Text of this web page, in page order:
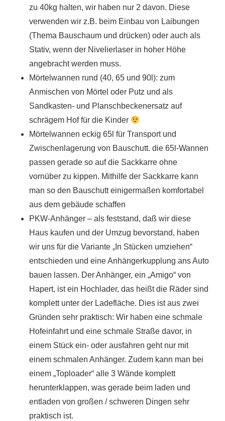
zu 40kg halten, wir haben nur 2 davon. Diese
verwenden wir z.B. beim Einbau von Laibungen
(Thema Bauschaum und drücken) oder auch als
Stativ, wenn der Nivelierlaser in hoher Höhe
angebracht werden muss.
Mörtelwannen rund (40, 65 und 90l): zum
Anmischen von Mörtel oder Putz und als
Sandkasten- und Planschbeckenersatz auf
schrägem Hof für die Kinder
Mörtelwannen eckig 65l für Transport und
Zwischenlagerung von Bauschutt. die 65l-Wannen
passen gerade so auf die Sackkarre ohne
vornüber zu kippen. Mithilfe der Sackkarre kann
man so den Bauschutt einigermaßen komfortabel
aus dem gebäude schaffen
PKW-Anhänger – als feststand, daß wir diese
Haus kaufen und der Umzug bevorstand, haben
wir uns für die Variante „In Stücken umziehen“
entschieden und eine Anhängerkupplung ans Auto
bauen lassen. Der Anhänger, ein „Amigo“ von
Hapert, ist ein Hochlader, das heißt die Räder sind
komplett unter der Ladefläche. Dies ist aus zwei
Gründen sehr praktisch: Wir haben eine schmale
Hofeinfahrt und eine schmale Straße davor, in
einem Stück ein- oder ausfahren geht nur mit
einem schmalen Anhänger. Zudem kann man bei
einem „Toploader“ alle 3 Wände komplett
herunterklappen, was gerade beim laden und
entladen von großen / schweren Dingen sehr
praktisch ist.